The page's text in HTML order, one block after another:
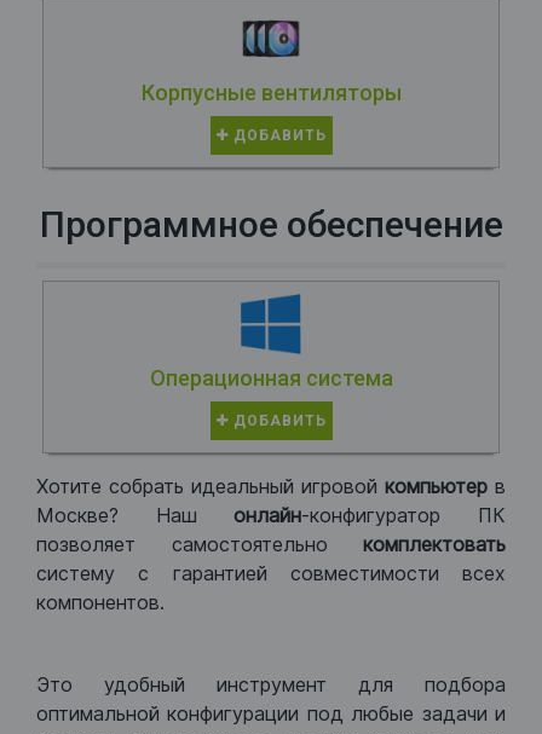
Корпусные вентиляторы
ДОБАВИТЬ
Программное обеспечение
Операционная система
ДОБАВИТЬ
Хотите собрать идеальный игровой компьютер в
Москве? Нашонлайн-конфигуратор ПК
позволяет самостоятельно комплектовать
систему с гарантией совместимости всех
компонентов.
Это удобный инструмент для подбора
оптимальной конфигурации под любые задачи и